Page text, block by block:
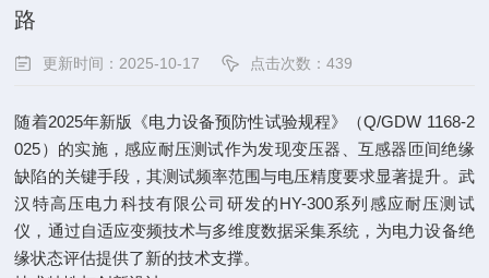
路
更新时间：2025-10-17 点击次数：439
随着2025年新版《电力设备预防性试验规程》（Q/GDW 1168-2
025）的实施，感应耐压测试作为发现变压器、互感器匝间绝缘
缺陷的关键手段，其测试频率范围与电压精度要求显著提升。武
汉特高压电力科技有限公司研发的HY-300系列感应耐压测试
仪，通过自适应变频技术与多维度数据采集系统，为电力设备绝
缘状态评估提供了新的技术支撑。